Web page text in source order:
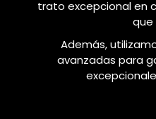
trato excepcional en
que
Además,
avanzadas para